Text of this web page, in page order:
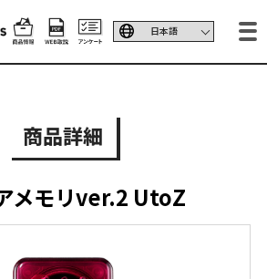
商品詳細
メモリver.2 UtoZ